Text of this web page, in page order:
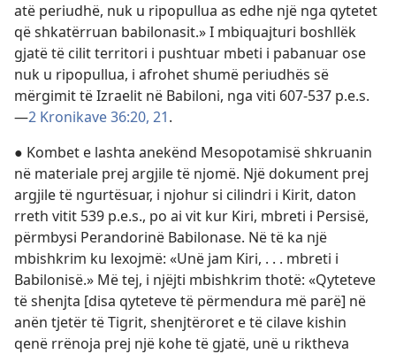
atë periudhë, nuk u ripopullua as edhe një nga qytetet
që shkatërruan babilonasit.» I mbiquajturi boshllëk
gjatë të cilit territori i pushtuar mbeti i pabanuar ose
nuk u ripopullua, i afrohet shumë periudhës së
mërgimit të Izraelit në Babiloni, nga viti 607-537 p.e.s.​
—2 Kronikave 36:20, 21.
● Kombet e lashta anekënd Mesopotamisë shkruanin
në materiale prej argjile të njomë. Një dokument prej
argjile të ngurtësuar, i njohur si cilindri i Kirit, daton
rreth vitit 539 p.e.s., po ai vit kur Kiri, mbreti i Persisë,
përmbysi Perandorinë Babilonase. Në të ka një
mbishkrim ku lexojmë: «Unë jam Kiri, . . . mbreti i
Babilonisë.» Më tej, i njëjti mbishkrim thotë: «Qyteteve
të shenjta [disa qyteteve të përmendura më parë] në
anën tjetër të Tigrit, shenjtëroret e të cilave kishin
qenë rrënoja prej një kohe të gjatë, unë u riktheva